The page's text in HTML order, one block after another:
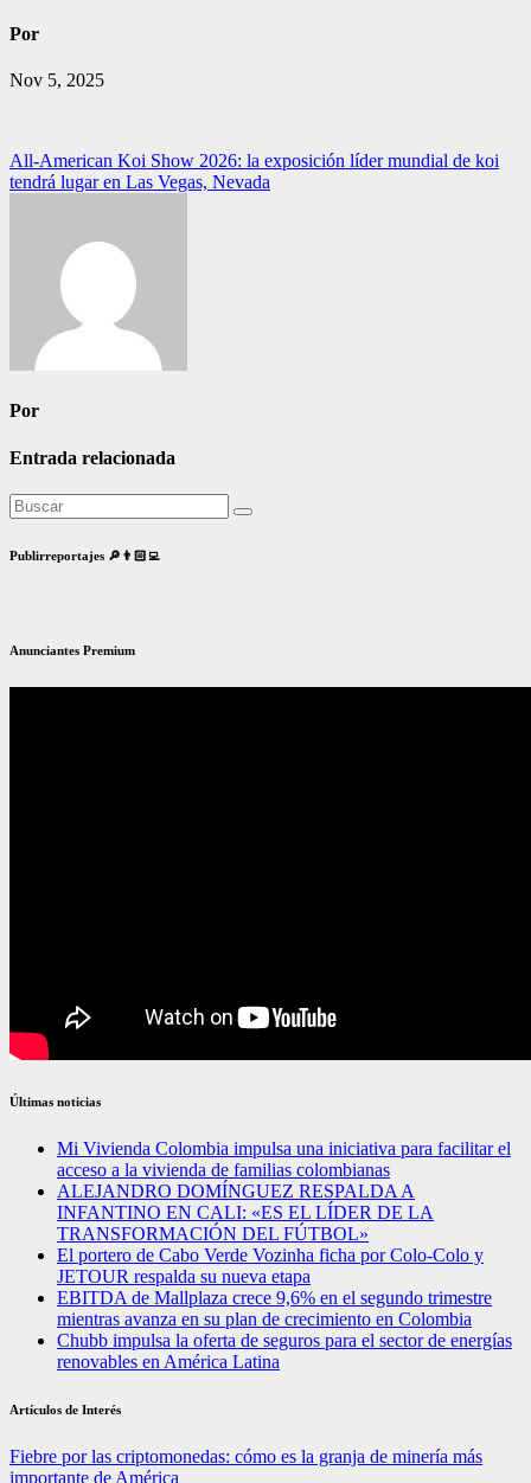
Por
Nov 5, 2025
Navegación
de
All-American Koi Show 2026: la exposición líder mundial de koi
tendrá lugar en Las Vegas, Nevada
Por
Entrada relacionada
Publirreportajes 🔎👨🏻‍💻
Anunciantes Premium
Últimas noticias
Mi Vivienda Colombia impulsa una iniciativa para facilitar el
acceso a la vivienda de familias colombianas
ALEJANDRO DOMÍNGUEZ RESPALDA A
INFANTINO EN CALI: «ES EL LÍDER DE LA
TRANSFORMACIÓN DEL FÚTBOL»
El portero de Cabo Verde Vozinha ficha por Colo-Colo y
JETOUR respalda su nueva etapa
EBITDA de Mallplaza crece 9,6% en el segundo trimestre
mientras avanza en su plan de crecimiento en Colombia
Chubb impulsa la oferta de seguros para el sector de energías
renovables en América Latina
Artículos de Interés
Fiebre por las criptomonedas: cómo es la granja de minería más
importante de América